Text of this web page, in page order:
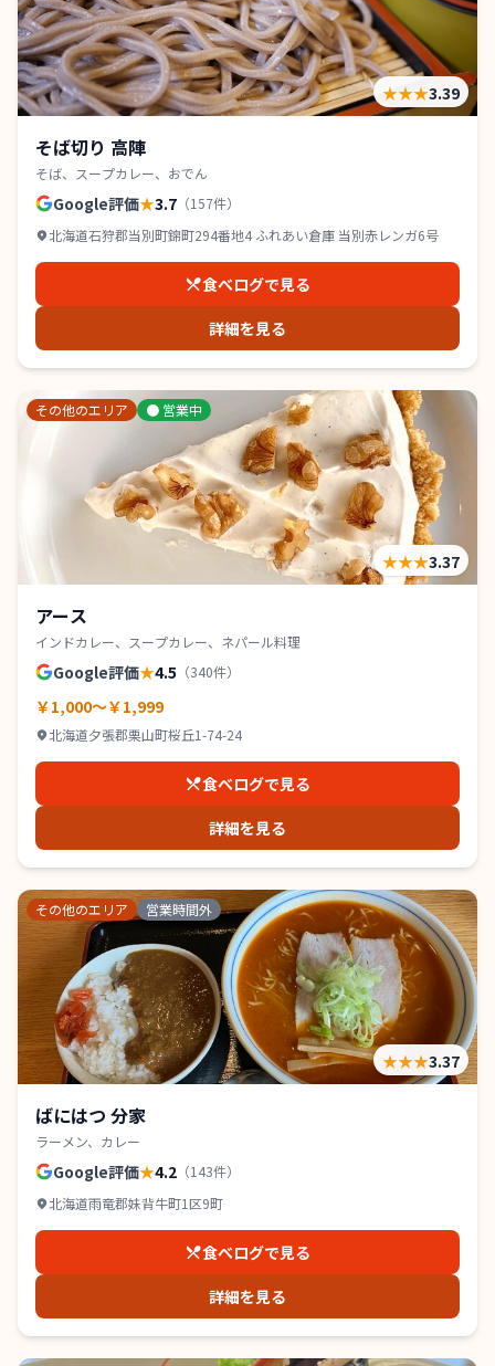
★★★3.39
そば切り 高陣
そば、スープカレー、おでん
Google評価★3.7 （157件）
北海道石狩郡当別町錦町294番地4 ふれあい倉庫 当別赤レンガ6号
食べログで見る
詳細を見る
その他のエリア ● 営業中
★★★3.37
アース
インドカレー、スープカレー、ネパール料理
Google評価★4.5 （340件）
￥1,000～￥1,999
北海道夕張郡栗山町桜丘1-74-24
食べログで見る
詳細を見る
その他のエリア 営業時間外
★★★3.37
ばにはつ 分家
ラーメン、カレー
Google評価★4.2 （143件）
北海道雨竜郡妹背牛町1区9町
食べログで見る
詳細を見る